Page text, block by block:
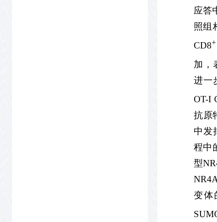
应答
照组
CD8+
加，
进一
OT-I
抗原
中发
程中
型
变体